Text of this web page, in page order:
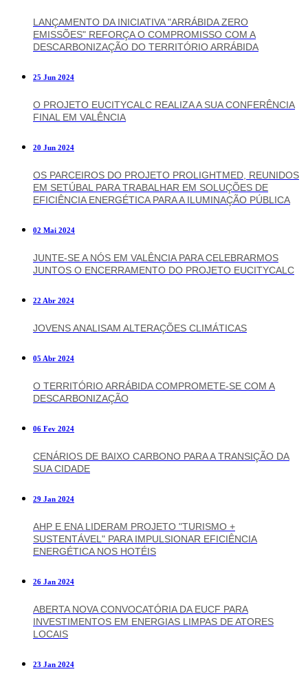
LANÇAMENTO DA INICIATIVA "ARRÁBIDA ZERO
EMISSÕES" REFORÇA O COMPROMISSO COM A
DESCARBONIZAÇÃO DO TERRITÓRIO ARRÁBIDA
25 Jun 2024
O PROJETO EUCITYCALC REALIZA A SUA CONFERÊNCIA
FINAL EM VALÊNCIA
20 Jun 2024
OS PARCEIROS DO PROJETO PROLIGHTMED, REUNIDOS
EM SETÚBAL PARA TRABALHAR EM SOLUÇÕES DE
EFICIÊNCIA ENERGÉTICA PARA A ILUMINAÇÃO PÚBLICA
02 Mai 2024
JUNTE-SE A NÓS EM VALÊNCIA PARA CELEBRARMOS
JUNTOS O ENCERRAMENTO DO PROJETO EUCITYCALC
22 Abr 2024
JOVENS ANALISAM ALTERAÇÕES CLIMÁTICAS
05 Abr 2024
O TERRITÓRIO ARRÁBIDA COMPROMETE-SE COM A
DESCARBONIZAÇÃO
06 Fev 2024
CENÁRIOS DE BAIXO CARBONO PARA A TRANSIÇÃO DA
SUA CIDADE
29 Jan 2024
AHP E ENA LIDERAM PROJETO "TURISMO +
SUSTENTÁVEL" PARA IMPULSIONAR EFICIÊNCIA
ENERGÉTICA NOS HOTÉIS
26 Jan 2024
ABERTA NOVA CONVOCATÓRIA DA EUCF PARA
INVESTIMENTOS EM ENERGIAS LIMPAS DE ATORES
LOCAIS
23 Jan 2024